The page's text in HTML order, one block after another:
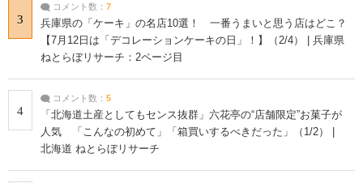
3
コメント数： 7
兵庫県の「ケーキ」の名店10選！ 一番うまいと思う店はどこ？
【7月12日は「デコレーションケーキの日」！】（2/4） | 兵庫県
ねとらぼリサーチ：2ページ目
4
コメント数： 5
「北海道土産としてもセンス抜群」六花亭の“店舗限定”お菓子が
人気 「こんなの初めて」「箱買いするべきだった」（1/2） |
北海道 ねとらぼリサーチ